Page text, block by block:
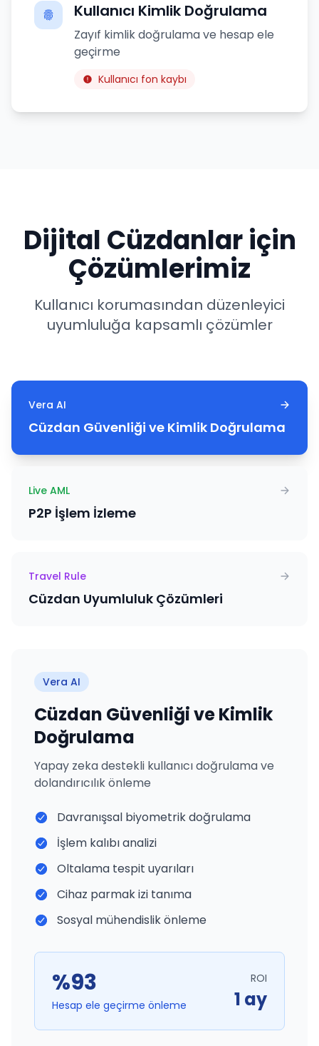
Kullanıcı Kimlik Doğrulama
Zayıf kimlik doğrulama ve hesap ele
geçirme
Kullanıcı fon kaybı
Dijital Cüzdanlar için
Çözümlerimiz
Kullanıcı korumasından düzenleyici
uyumluluğa kapsamlı çözümler
Vera AI
Cüzdan Güvenliği ve Kimlik Doğrulama
Live AML
P2P İşlem İzleme
Travel Rule
Cüzdan Uyumluluk Çözümleri
Vera AI
Cüzdan Güvenliği ve Kimlik
Doğrulama
Yapay zeka destekli kullanıcı doğrulama ve
dolandırıcılık önleme
Davranışsal biyometrik doğrulama
İşlem kalıbı analizi
Oltalama tespit uyarıları
Cihaz parmak izi tanıma
Sosyal mühendislik önleme
%93
Hesap ele geçirme önleme
ROI
1 ay